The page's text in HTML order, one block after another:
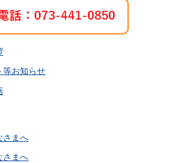
等お知らせ
さまへ
さまへ